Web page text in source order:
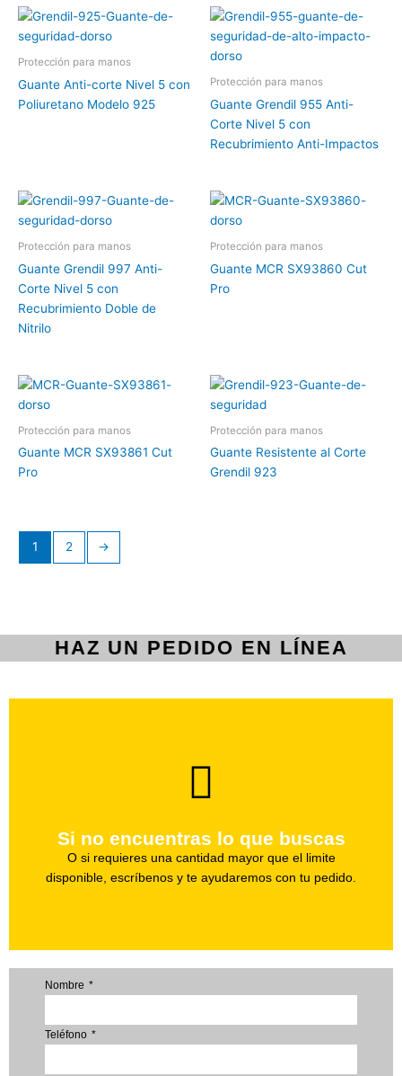
Protección para manos
Guante Anti-corte Nivel 5 con
Poliuretano Modelo 925
Protección para manos
Guante Grendil 955 Anti-
Corte Nivel 5 con
Recubrimiento Anti-Impactos
Protección para manos
Guante Grendil 997 Anti-
Corte Nivel 5 con
Recubrimiento Doble de
Nitrilo
Protección para manos
Guante MCR SX93860 Cut
Pro
Protección para manos
Guante MCR SX93861 Cut
Pro
Protección para manos
Guante Resistente al Corte
Grendil 923
1 2 →
HAZ UN PEDIDO EN LÍNEA
Si no encuentras lo que buscas
O si requieres una cantidad mayor que el limite
disponible, escríbenos y te ayudaremos con tu pedido.
Haz tu pedido
Nombre
Teléfono